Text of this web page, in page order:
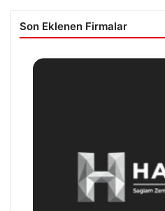
Son Eklenen Firmalar